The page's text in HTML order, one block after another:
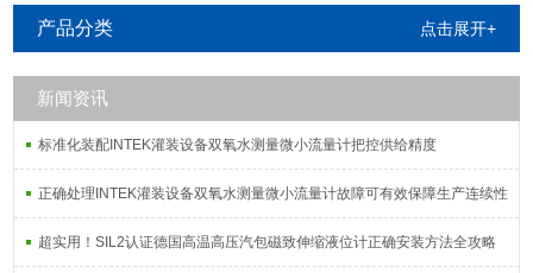
产品分类 点击展开+
新闻资讯
标准化装配INTEK灌装设备双氧水测量微小流量计把控供给精度
正确处理INTEK灌装设备双氧水测量微小流量计故障可有效保障生产连续性
超实用！SIL2认证德国高温高压汽包磁致伸缩液位计正确安装方法全攻略